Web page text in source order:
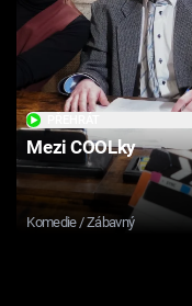
Mezi COOLky
Komedie / Zábavný